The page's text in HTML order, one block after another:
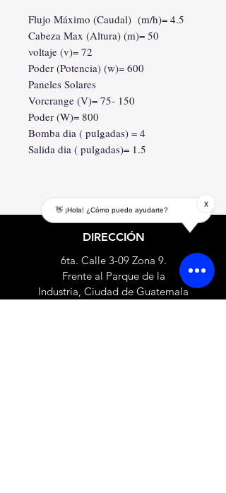
Flujo Máximo (Caudal) (m/h)= 4.5
Cabeza Max (Altura) (m)= 50
voltaje (v)= 72
Poder (Potencia) (w)= 600
Paneles Solares
Vorcrange (V)= 75- 150
Poder (W)= 800
Bomba dia ( pulgadas) = 4
Salida dia ( pulgadas)= 1.5
DIRECCIÓN
6ta. Calle 3-09 Zona 9.
Frente al Parque de la
Industria, Ciudad de Guatemala
👋 ¡Hola! ¿Cómo puedo ayudarte?
x